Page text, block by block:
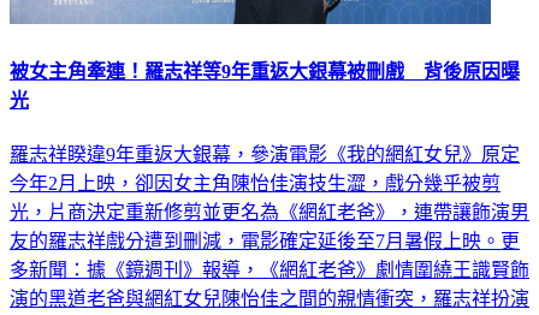
被女主角牽連！羅志祥等9年重返大銀幕被刪戲 背後原因曝
光
羅志祥睽違9年重返大銀幕，參演電影《我的網紅女兒》原定
今年2月上映，卻因女主角陳怡佳演技生澀，戲分幾乎被剪
光，片商決定重新修剪並更名為《網紅老爸》，連帶讓飾演男
友的羅志祥戲分遭到刪減，電影確定延後至7月暑假上映。更
多新聞：據《鏡週刊》報導，《網紅老爸》劇情圍繞王識賢飾
演的黑道老爸與網紅女兒陳怡佳之間的親情衝突，羅志祥扮演